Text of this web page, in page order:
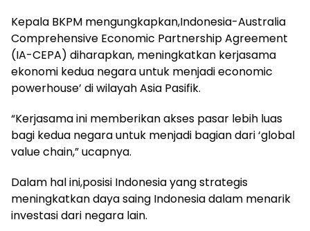
Kepala BKPM mengungkapkan,Indonesia-Australia
Comprehensive Economic Partnership Agreement
(IA-CEPA) diharapkan, meningkatkan kerjasama
ekonomi kedua negara untuk menjadi economic
powerhouse’ di wilayah Asia Pasifik.
“Kerjasama ini memberikan akses pasar lebih luas
bagi kedua negara untuk menjadi bagian dari ‘global
value chain,” ucapnya.
Dalam hal ini,posisi Indonesia yang strategis
meningkatkan daya saing Indonesia dalam menarik
investasi dari negara lain.